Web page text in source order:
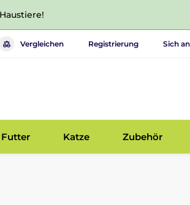
Vergleichen Registrierung Sich
Futter Katze Zubehör